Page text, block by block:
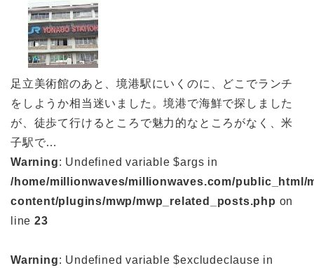
足立美術館のあと、境港駅にいくのに、どこでランチ
をしようか相当迷いました。境港で海鮮で探しました
が、徒歩て行けるところで魅力的なところがなく、米
子駅で…
Warning: Undefined variable $args in
/home/millionwaves/millionwaves.com/public_html/
content/plugins/mwp/mwp_related_posts.php on
line 23
Warning: Undefined variable $excludeclause in